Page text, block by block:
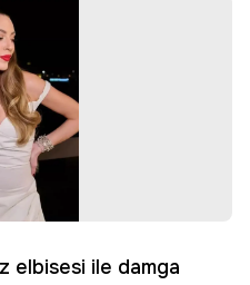
elbisesi ile damga